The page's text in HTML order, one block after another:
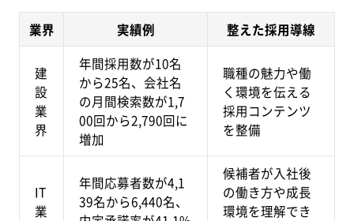
業界 実績例 整えた採用導線
建
設
業
界
年間採用数が10名
から25名、会社名
の月間検索数が1,7
00回から2,790回に
増加
職種の魅力や働
く環境を伝える
採用コンテンツ
を整備
IT
業
年間応募者数が4,1
39名から6,440名、
候補者が入社後
の働き方や成長
環境を理解でき